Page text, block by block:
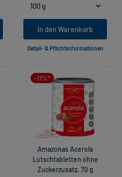
In den Warenkorb
Detail- & Pflichtinformationen
-11%*
Amazonas Acerola
Lutschtabletten ohne
Zuckerzusatz, 70 g